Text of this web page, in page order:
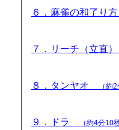
６．麻雀の和了り
７．リーチ（立直
８．タンヤオ （約
９．ドラ （約4分10秒